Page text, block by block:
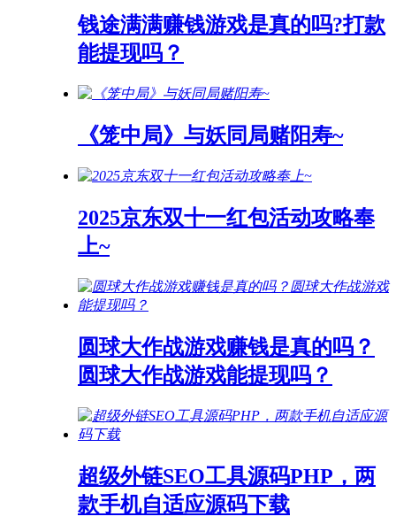
钱途满满赚钱游戏是真的吗?打款
能提现吗？
《笼中局》与妖同局赌阳寿~
2025京东双十一红包活动攻略奉
上~
圆球大作战游戏赚钱是真的吗？
圆球大作战游戏能提现吗？
超级外链SEO工具源码PHP，两
款手机自适应源码下载